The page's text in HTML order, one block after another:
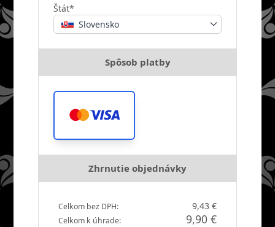
Štát*
Slovensko
Spôsob platby
Zhrnutie objednávky
Celkom bez DPH: 9,43 €
Celkom k úhrade: 9,90 €